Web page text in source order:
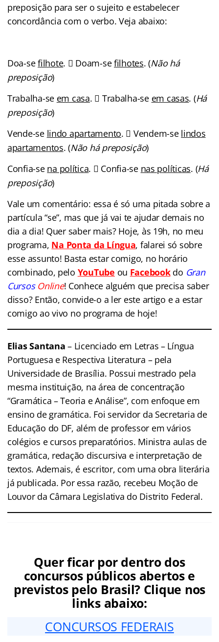
preposição para ser o sujeito e estabelecer
concordância com o verbo. Veja abaixo:
Doa-sefilhote.  Doam-sefilhotes. (Não há
preposição)
Trabalha-se em casa.  Trabalha-se em casas. (Há
preposição)
Vende-se lindo apartamento.  Vendem-se lindos
apartamentos. (Não há preposição)
Confia-se na política.  Confia-se nas políticas. (Há
preposição)
Vale um comentário: essa é só uma pitada sobre a
partícula “se”, mas que já vai te ajudar demais no
dia a dia! Quer saber mais? Hoje, às 19h, no meu
programa, Na Ponta da Língua, falarei só sobre
esse assunto! Basta estar comigo, no horário
combinado, pelo YouTube ou Facebookdo Gran
CursosOnline! Conhece alguém que precisa saber
disso? Então, convide-o a ler este artigo e a estar
comigo ao vivo no programa de hoje!
Elias Santana – Licenciado em Letras – Língua
Portuguesa e Respectiva Literatura – pela
Universidade de Brasília. Possui mestrado pela
mesma instituição, na área de concentração
“Gramática – Teoria e Análise”, com enfoque em
ensino de gramática. Foi servidor da Secretaria de
Educação do DF, além de professor em vários
colégios e cursos preparatórios. Ministra aulas de
gramática, redação discursiva e interpretação de
textos. Ademais, é escritor, com uma obra literária
já publicada. Por essa razão, recebeu Moção de
Louvor da Câmara Legislativa do Distrito Federal.
Quer ficar por dentro dos
concursos públicos abertos e
previstos pelo Brasil? Clique nos
links abaixo:
CONCURSOS FEDERAIS